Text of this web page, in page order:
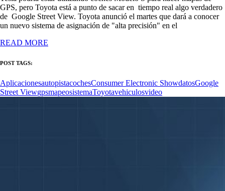
GPS, pero Toyota está a punto de sacar en tiempo real algo verdadero
de Google Street View. Toyota anunció el martes que dará a conocer
un nuevo sistema de asignación de "alta precisión" en el
READ MORE
POST TAGS:
AplicacionesautopistacochesConsumer Electronic ShowdatosGoogle
Street ViewgpsmapeosistemaToyotavehiculosvideo